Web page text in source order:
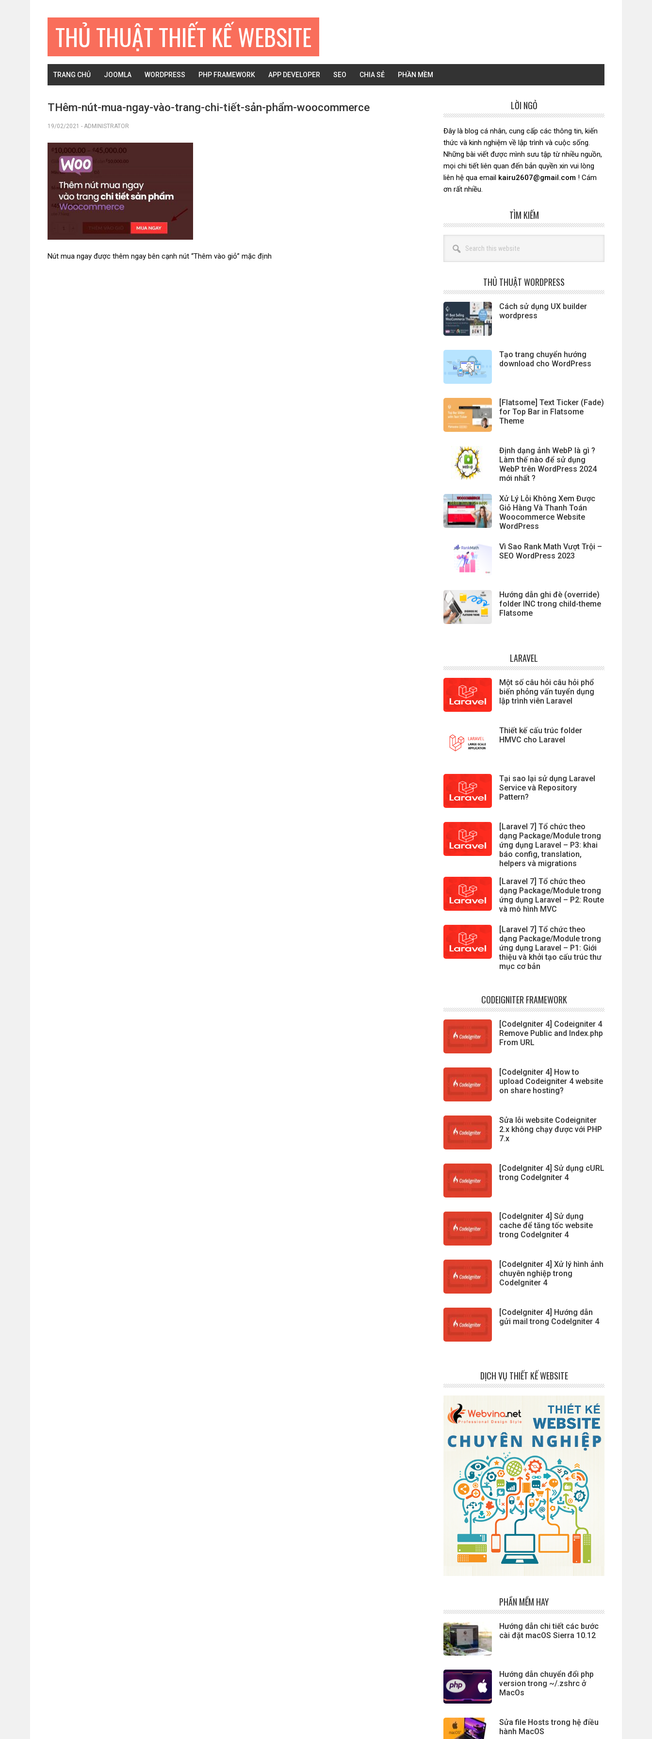
THỦ THUẬT THIẾT KẾ WEBSITE
TRANG CHỦ JOOMLA WORDPRESS PHP FRAMEWORK APP DEVELOPER SEO CHIA SẺ PHẦN MỀM
THêm-nút-mua-ngay-vào-trang-chi-tiết-sản-phẩm-woocommerce
19/02/2021 - ADMINISTRATOR
Nút mua ngay được thêm ngay bên cạnh nút “Thêm vào giỏ” mặc định
chính
LỜI NGỎ
Đây là blog cá nhân, cung cấp các thông tin, kiến
thức và kinh nghiệm về lập trình và cuộc sống.
Những bài viết được mình sưu tập từ nhiều nguồn,
mọi chi tiết liên quan đến bản quyền xin vui lòng
liên hệ qua email kairu2607@gmail.com ! Cám
ơn rất nhiều.
TÌM KIẾM
this
website
THỦ THUẬT WORDPRESS
Cách sử dụng UX builder
wordpress
Tạo trang chuyển hướng
download cho WordPress
[Flatsome] Text Ticker (Fade)
for Top Bar in Flatsome
Theme
Định dạng ảnh WebP là gì ?
Làm thế nào để sử dụng
WebP trên WordPress 2024
mới nhất ?
Xử Lý Lỗi Không Xem Được
Giỏ Hàng Và Thanh Toán
Woocommerce Website
WordPress
Vì Sao Rank Math Vượt Trội –
SEO WordPress 2023
Hướng dẫn ghi đè (override)
folder INC trong child-theme
Flatsome
LARAVEL
Một số câu hỏi câu hỏi phổ
biến phỏng vấn tuyển dụng
lập trình viên Laravel
Thiết kế cấu trúc folder
HMVC cho Laravel
Tại sao lại sử dụng Laravel
Service và Repository
Pattern?
[Laravel 7] Tổ chức theo
dạng Package/Module trong
ứng dụng Laravel – P3: khai
báo config, translation,
helpers và migrations
[Laravel 7] Tổ chức theo
dạng Package/Module trong
ứng dụng Laravel – P2: Route
và mô hình MVC
[Laravel 7] Tổ chức theo
dạng Package/Module trong
ứng dụng Laravel – P1: Giới
thiệu và khởi tạo cấu trúc thư
mục cơ bản
CODEIGNITER FRAMEWORK
[CodeIgniter 4] Codeigniter 4
Remove Public and Index.php
From URL
[CodeIgniter 4] How to
upload Codeigniter 4 website
on share hosting?
Sửa lỗi website Codeigniter
2.x không chạy được với PHP
7.x
[CodeIgniter 4] Sử dụng cURL
trong CodeIgniter 4
[CodeIgniter 4] Sử dụng
cache để tăng tốc website
trong CodeIgniter 4
[CodeIgniter 4] Xử lý hình ảnh
chuyên nghiệp trong
CodeIgniter 4
[CodeIgniter 4] Hướng dẫn
gửi mail trong CodeIgniter 4
DỊCH VỤ THIẾT KẾ WEBSITE
PHẦN MỀM HAY
Hướng dẫn chi tiết các bước
cài đặt macOS Sierra 10.12
Hướng dẫn chuyển đổi php
version trong ~/.zshrc ở
MacOs
Sửa file Hosts trong hệ điều
hành MacOS